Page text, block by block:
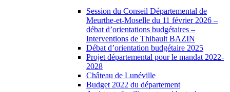
Session du Conseil Départemental de
Meurthe-et-Moselle du 11 février 2026 –
débat d’orientations budgétaires –
Interventions de Thibault BAZIN
Débat d’orientation budgétaire 2025
Projet départemental pour le mandat 2022-
2028
Château de Lunéville
Budget 2022 du département